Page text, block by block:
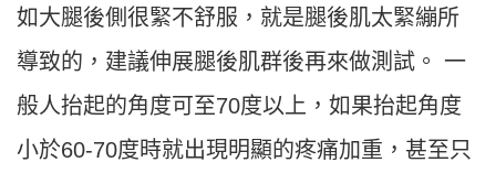
如大腿後側很緊不舒服，就是腿後肌太緊繃所
導致的，建議伸展腿後肌群後再來做測試。 一
般人抬起的角度可至70度以上，如果抬起角度
小於60-70度時就出現明顯的疼痛加重，甚至只